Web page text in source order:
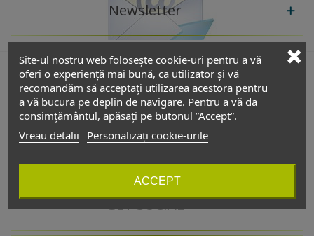
Site-ul nostru web folosește cookie-uri pentru a vă
oferi o experiență mai bună, ca utilizator și vă
recomandăm să acceptați utilizarea acestora pentru
a vă bucura pe deplin de navigare. Pentru a vă da
consimțământul, apăsați pe butonul ”Accept”.
Vreau detalii
Personalizați cookie-urile
ACCEPT
Newsletter
De interes
Catalog
GET SOCIAL